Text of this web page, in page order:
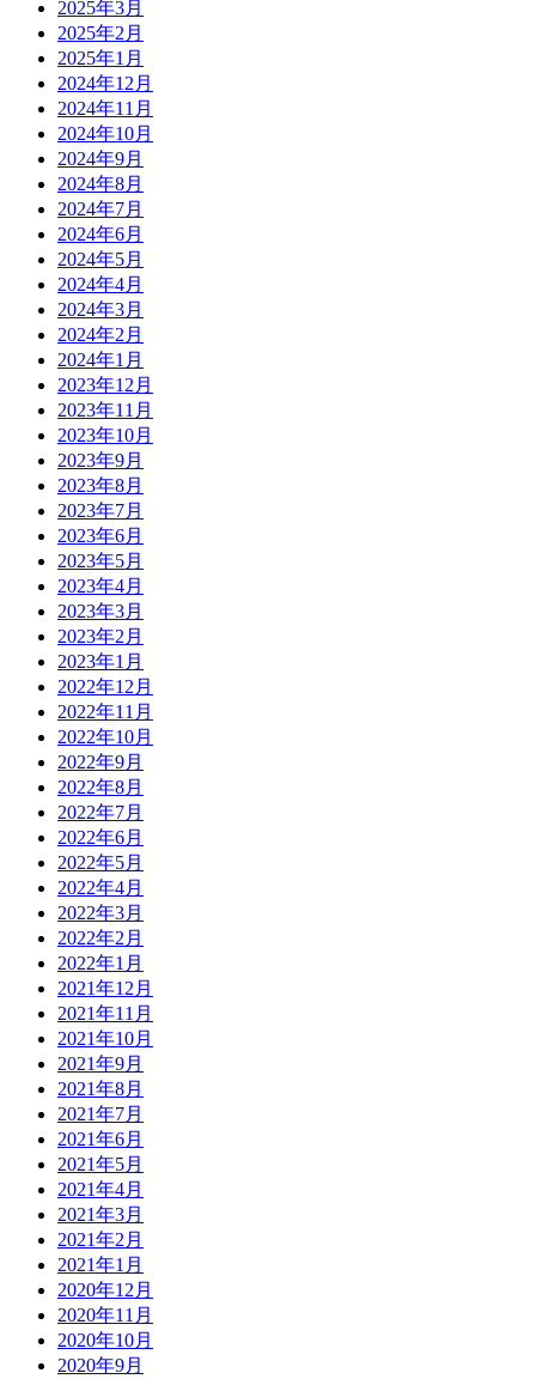
2025年3月
2025年2月
2025年1月
2024年12月
2024年11月
2024年10月
2024年9月
2024年8月
2024年7月
2024年6月
2024年5月
2024年4月
2024年3月
2024年2月
2024年1月
2023年12月
2023年11月
2023年10月
2023年9月
2023年8月
2023年7月
2023年6月
2023年5月
2023年4月
2023年3月
2023年2月
2023年1月
2022年12月
2022年11月
2022年10月
2022年9月
2022年8月
2022年7月
2022年6月
2022年5月
2022年4月
2022年3月
2022年2月
2022年1月
2021年12月
2021年11月
2021年10月
2021年9月
2021年8月
2021年7月
2021年6月
2021年5月
2021年4月
2021年3月
2021年2月
2021年1月
2020年12月
2020年11月
2020年10月
2020年9月